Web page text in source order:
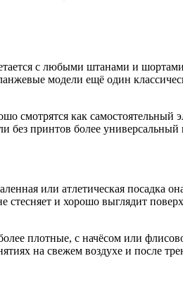
с любыми штанами и
модели ещё один
смотрятся как самостоятельный
принтов более
или атлетическая
и хорошо выглядит
плотные, с начёсом или
на свежем воздухе и после